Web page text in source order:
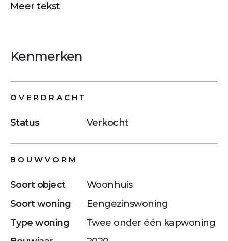
Meer tekst
Kenmerken
OVERDRACHT
Status Verkocht
BOUWVORM
Soort object
Woonhuis
Soort woning
Eengezinswoning
Type woning
Twee onder één kapwoning